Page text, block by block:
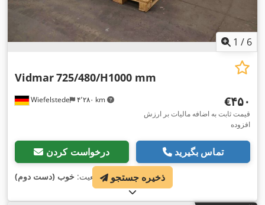
1 / 6
Wiefelstede ۴٬۲۸۰ km
Vidmar725/480/H1000 mm
‎€۴۵۰
قیمت ثابت به اضافه مالیات بر ارزش
افزوده
درخواست کردن تماس بگیرید
وضعیت: خوب (دست دوم) , ذخیره جستجو